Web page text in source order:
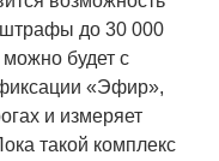
штрафы до 30 000
будет с
«Эфир»,
и измеряет
такой комплекс